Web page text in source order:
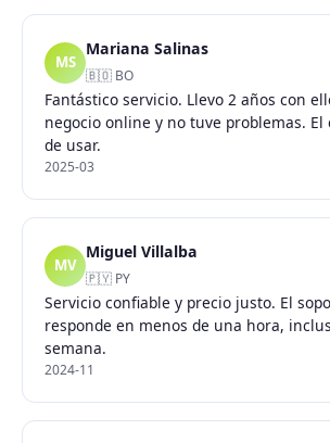
MS
Mariana Salinas
🇧🇴 BO
Fantástico servicio. Llevo 2 años con
negocio online y no tuve problemas. El
de usar.
2025-03
MV
Miguel Villalba
🇵🇾 PY
Servicio confiable y precio justo. El
responde en menos de una hora,
semana.
2024-11